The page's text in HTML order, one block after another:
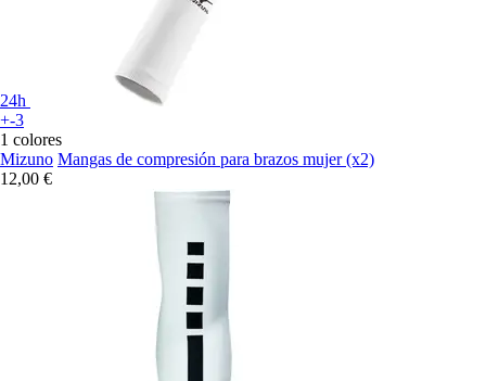
24h
+-3
1 colores
Mizuno Mangas de compresión para brazos mujer (x2)
12,00 €